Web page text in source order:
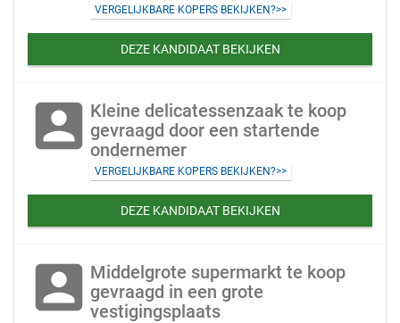
VERGELIJKBARE KOPERS BEKIJKEN?>>
DEZE KANDIDAAT BEKIJKEN
account_box Kleine delicatessenzaak te koop
gevraagd door een startende
ondernemer
VERGELIJKBARE KOPERS BEKIJKEN?>>
DEZE KANDIDAAT BEKIJKEN
account_box Middelgrote supermarkt te koop
gevraagd in een grote
vestigingsplaats